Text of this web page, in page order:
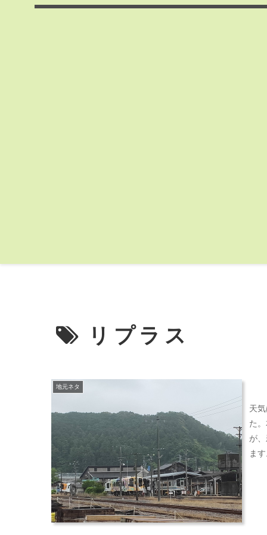
リプラス
地元ネタ
天
た
が
ま